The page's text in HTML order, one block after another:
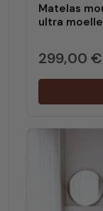
Matelas
ultra
299,00 €